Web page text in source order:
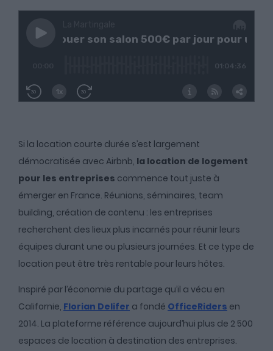
Si la location courte durée s’est largement
démocratisée avec Airbnb, la location de logement
pour les entreprises commence tout juste à
émerger en France. Réunions, séminaires, team
building, création de contenu : les entreprises
recherchent des lieux plus incarnés pour réunir leurs
équipes durant une ou plusieurs journées. Et ce type de
location peut être très rentable pour leurs hôtes.
Inspiré par l’économie du partage qu’il a vécu en
Californie, Florian Delifer a fondé OfficeRiders en
2014. La plateforme référence aujourd’hui plus de 2 500
espaces de location à destination des entreprises.